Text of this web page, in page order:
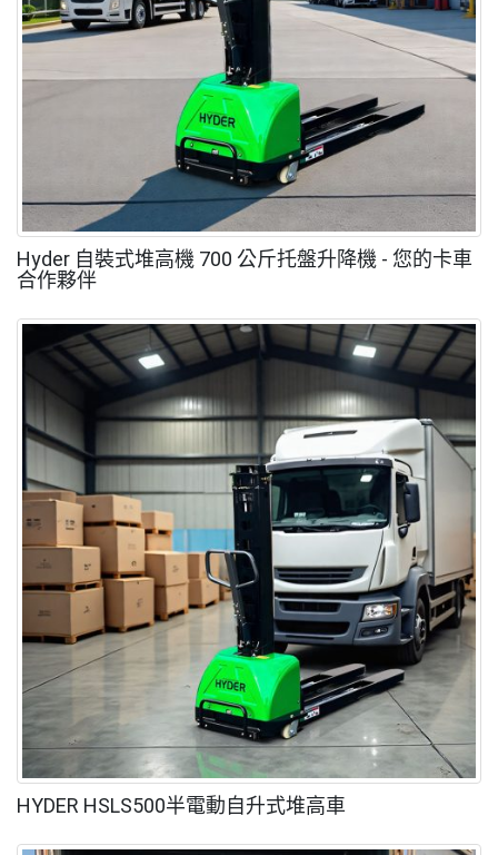
Hyder 自裝式堆高機 700 公斤托盤升降機 - 您的卡車
合作夥伴
HYDER HSLS500半電動自升式堆高車